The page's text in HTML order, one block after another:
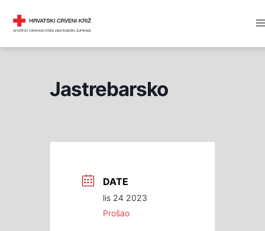
Jastrebarsko
DATE
lis 24 2023
Prošao